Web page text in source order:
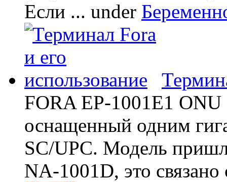
Если ... under
FORA EP-1001E1 ONU
оснащенный одним
SC/UPC. Модель
NA-1001D, это связано